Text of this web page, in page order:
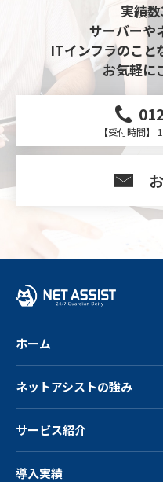
実績
サーバーや
ITインフラのこと
お気軽に
【受付時間】
ホーム
ネットアシストの強み
サービス紹介
導入実績